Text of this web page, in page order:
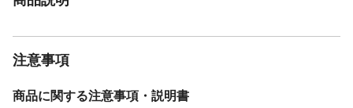
注意事項
商品に関する注意事項・説明書